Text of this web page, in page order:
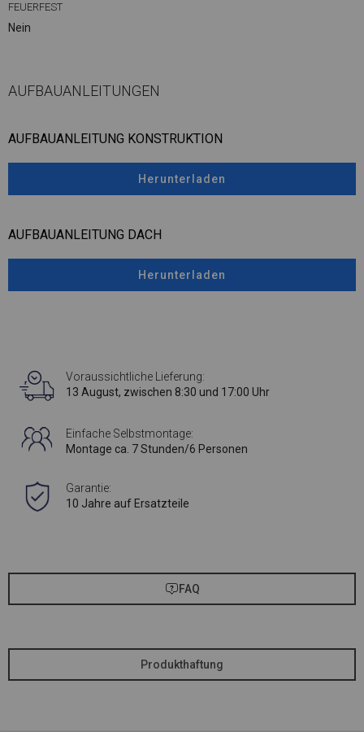
FEUERFEST
Nein
AUFBAUANLEITUNGEN
AUFBAUANLEITUNG KONSTRUKTION
Herunterladen
AUFBAUANLEITUNG DACH
Herunterladen
Voraussichtliche Lieferung:
13 August, zwischen 8:30 und 17:00 Uhr
Einfache Selbstmontage:
Montage ca. 7 Stunden/6 Personen
Garantie:
10 Jahre auf Ersatzteile
FAQ
Produkthaftung